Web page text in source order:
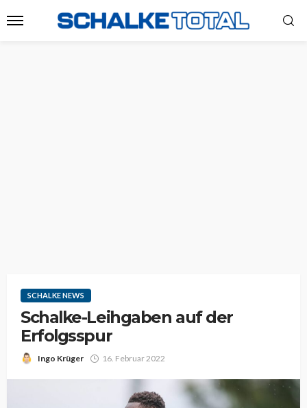
SCHALKE NEWS
Schalke-Leihgaben auf der
Erfolgsspur
Ingo Krüger 16. Februar 2022